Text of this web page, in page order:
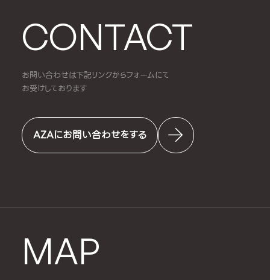
CONTACT
お問い合わせは下記リンクからフォームにて
お受けしております
AZAにお問い合わせをする
MAP